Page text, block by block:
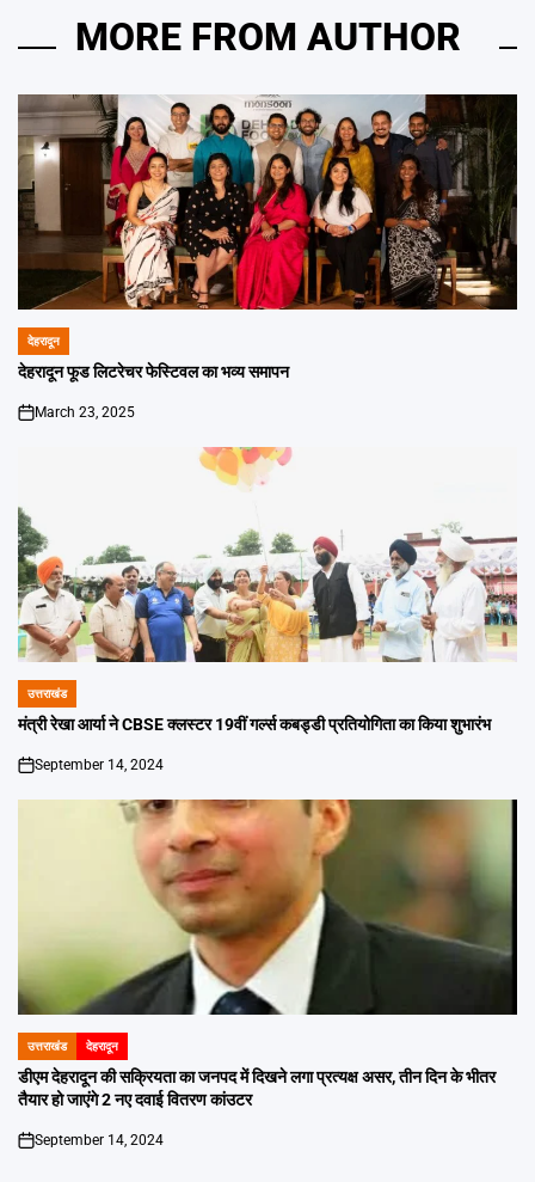
MORE FROM AUTHOR
POSTED
IN
देहरादून
देहरादून फूड लिटरेचर फेस्टिवल का भव्य समापन
on
March 23, 2025
POSTED
IN
उत्तराखंड
मंत्री रेखा आर्या ने CBSE क्लस्टर 19वीं गर्ल्स कबड्डी प्रतियोगिता का किया शुभारंभ
on
September 14, 2024
POSTED
IN
उत्तराखंड देहरादून
डीएम देहरादून की सक्रियता का जनपद में दिखने लगा प्रत्यक्ष असर, तीन दिन के भीतर
तैयार हो जाएंगे 2 नए दवाई वितरण कांउटर
on
September 14, 2024